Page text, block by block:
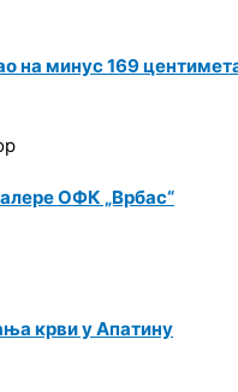
на минус 169
ОФК „Врбас“
крви у Апатину